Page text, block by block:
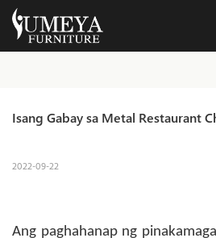
Isang Gabay sa Metal Restaurant
2022-09-22
Ang paghahanap ng